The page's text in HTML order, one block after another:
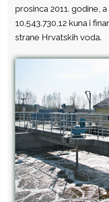
prosinca 2011. godine,
10.543.730,12 kuna i
strane Hrvatskih voda.